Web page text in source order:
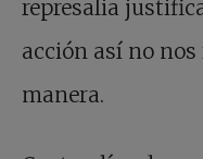
represalia
acción así no
manera.